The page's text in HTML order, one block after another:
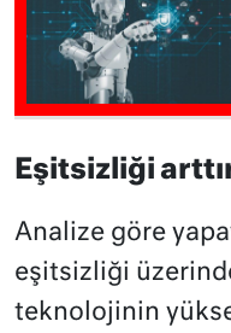
Eşitsizliği
Analize göre
eşitsizliği
teknolojinin